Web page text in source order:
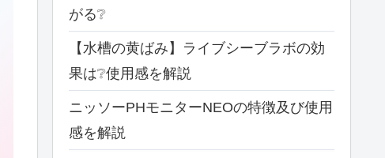
がる❔
【水槽の黄ばみ】ライブシーブラボの効
果は❔使用感を解説
ニッソーPHモニターNEOの特徴及び使用
感を解説